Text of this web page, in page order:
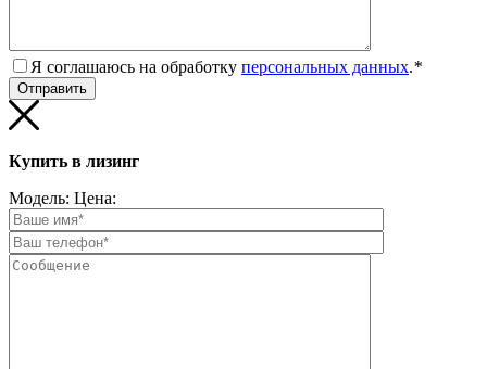
Я соглашаюсь на обработку персональных данных.*
Купить в лизинг
Модель: Цена: